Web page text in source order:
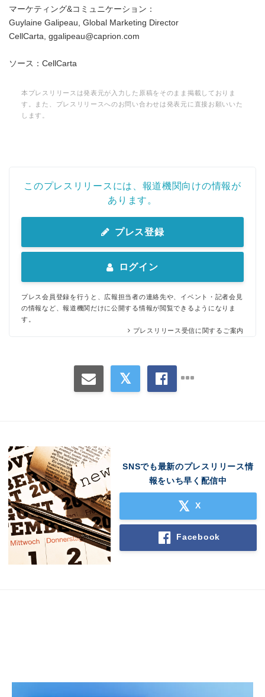
マーケティング&コミュニケーション：
Guylaine Galipeau, Global Marketing Director
CellCarta, ggalipeau@caprion.com
ソース：CellCarta
本プレスリリースは発表元が入力した原稿をそのまま掲載しておりま
す。また、プレスリリースへのお問い合わせは発表元に直接お願いいた
します。
このプレスリリースには、報道機関向けの情報が
あります。
プレス登録
ログイン
プレス会員登録を行うと、広報担当者の連絡先や、イベント・記者会見
の情報など、報道機関だけに公開する情報が閲覧できるようになりま
す。
プレスリリース受信に関するご案内
SNSでも最新のプレスリリース情
報をいち早く配信中
X
Facebook